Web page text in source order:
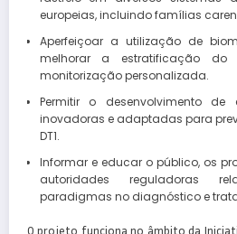
europeias, incluindo famílias
Aperfeiçoar a utilização de
melhorar a estratificação
monitorização personalizada.
Permitir o desenvolvimento de
inovadoras e adaptadas para
DT1.
Informar e educar o público, os
autoridades reguladoras
paradigmas no diagnóstico e
O projeto funciona no âmbito da